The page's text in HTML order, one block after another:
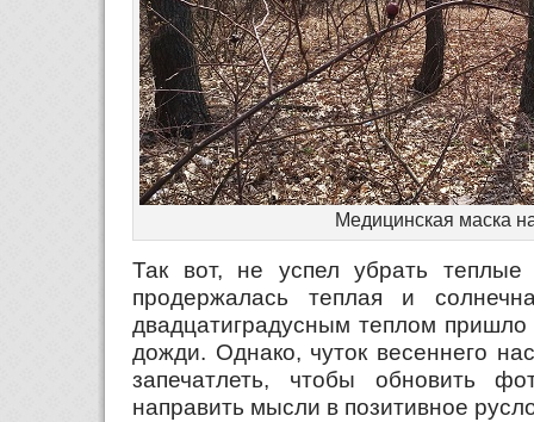
Медицинская маска
Так вот, не успел убрать
продержалась теплая и
двадцатиградусным теплом
дожди. Однако, чуток весеннего
запечатлеть, чтобы обновить
направить мысли в позитивное